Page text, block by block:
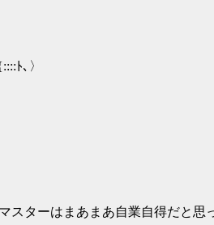
〉
あ自業自得だと思って